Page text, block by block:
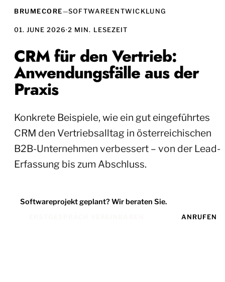
BRUMECORE—SOFTWAREENTWICKLUNG
01. JUNE 2026·2 MIN. LESEZEIT
CRM für den Vertrieb:
Anwendungsfälle aus der
Praxis
Konkrete Beispiele, wie ein gut eingeführtes
CRM den Vertriebsalltag in österreichischen
B2B-Unternehmen verbessert – von der Lead-
Erfassung bis zum Abschluss.
Softwareprojekt geplant? Wir beraten Sie.
ANRUFEN